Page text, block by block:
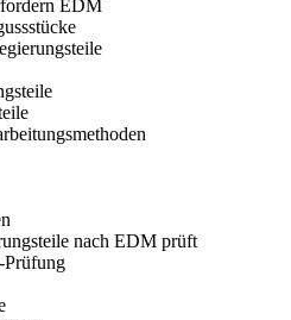
EDM
nach EDM prüft
Prüfung